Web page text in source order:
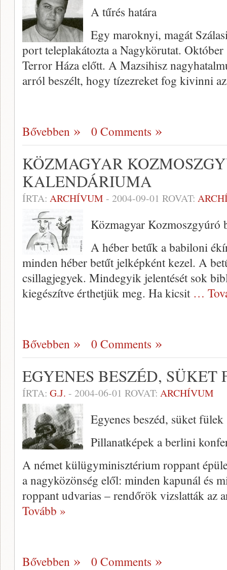
A tűrés határa
Egy maroknyi, magát
port teleplakátozta a Nagykörutat. Október
Terror Há­za előtt. A Mazsihisz
arról beszélt, hogy tízezreket fog kivinni
Bővebben 0 Comments
KÖZMAGYAR
KALENDÁRIUMA
ÍRTA: ARCHÍVUM - 2004-09-01 ROVAT:
Közmagyar Kozmoszgyúró
A héber betűk a babiloni
minden héber betűt jel­képként kezel. A
csillagjegyek. Mindegyik jelentését sok
kiegészítve érthetjük meg. Ha kicsit …
Bővebben 0 Comments
EGYENES BESZÉD, SÜKET
ÍRTA: G.J. - 2004-06-01 ROVAT: ARCHÍVUM
Egyenes beszéd, süket fülek
Pillanatképek a berlini
A német külügyminisz­térium roppant
a nagyközönség elől: minden kapunál és
roppant udvarias – rendőrök vizslatták az
Tovább »
Bővebben 0 Comments